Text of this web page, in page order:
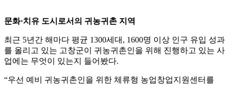
문화·치유 도시로서의 귀농귀촌 지역
최근 5년간 해마다 평균 1300세대, 1600명 이상 인구 유입 성과
를 올리고 있는 고창군이 귀농귀촌인을 위해 진행하고 있는 사
업에는 무엇이 있는지 들어봤다.
“우선 예비 귀농귀촌인을 위한 체류형 농업창업지원센터를